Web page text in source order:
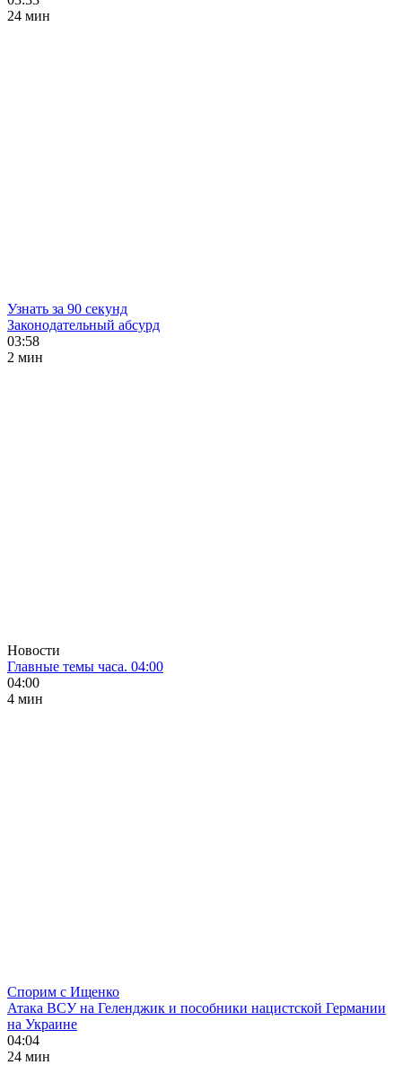
24 мин
Узнать за 90 секунд
Законодательный абсурд
03:58
2 мин
Новости
Главные темы часа. 04:00
04:00
4 мин
Спорим с Ищенко
Атака ВСУ на Геленджик и пособники нацистской Германии
на Украине
04:04
24 мин